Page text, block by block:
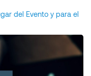
del Evento y para el